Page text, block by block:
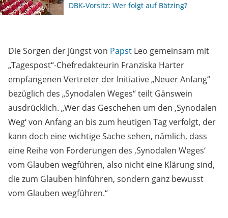
DBK-Vorsitz: Wer folgt auf Bätzing?
Die Sorgen der jüngst von Papst Leo gemeinsam mit
„Tagespost“-Chefredakteurin Franziska Harter
empfangenen Vertreter der Initiative „Neuer Anfang“
bezüglich des „Synodalen Weges“ teilt Gänswein
ausdrücklich. „Wer das Geschehen um den ‚Synodalen
Weg‘ von Anfang an bis zum heutigen Tag verfolgt, der
kann doch eine wichtige Sache sehen, nämlich, dass
eine Reihe von Forderungen des ‚Synodalen Weges‘
vom Glauben wegführen, also nicht eine Klärung sind,
die zum Glauben hinführen, sondern ganz bewusst
vom Glauben wegführen.“